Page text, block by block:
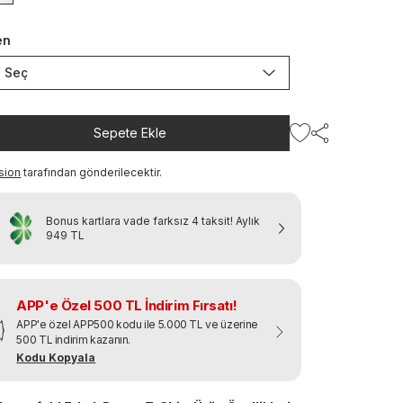
Seç
Sepete Ekle
tarafından gönderilecektir.
Bonus kartlara vade farksız 4 taksit! Aylık
949 TL
APP'e Özel 500 TL İndirim Fırsatı!
APP'e özel APP500 kodu ile 5.000 TL ve üzerine
500 TL indirim kazanın.
Kodu Kopyala